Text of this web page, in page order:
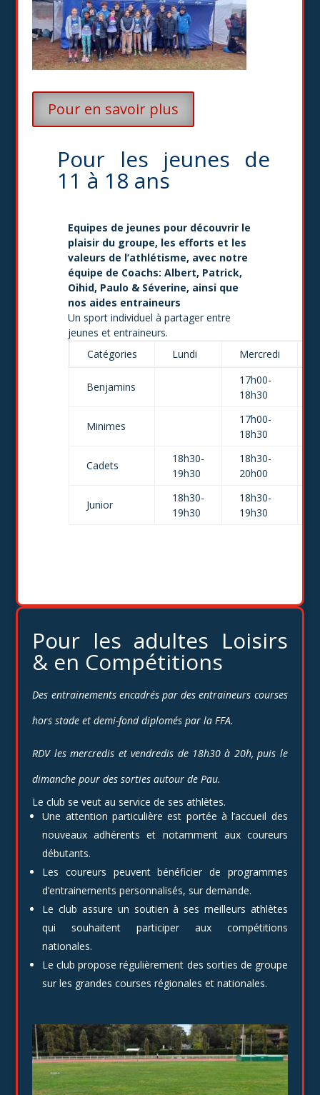
Pour en savoir plus
Pour les jeunes de
11 à 18 ans
Equipes de jeunes pour découvrir le
plaisir du groupe, les efforts et les
valeurs de l’athlétisme, avec notre
équipe de Coachs: Albert, Patrick,
Oihid, Paulo & Séverine, ainsi que
nos aides entraineurs
Un sport individuel à partager entre
jeunes et entraineurs.
Catégories
Lundi Mercredi
Benjamins
17h00-
18h30
Minimes
17h00-
18h30
Cadets
18h30-
19h30
18h30-
20h00
Junior
18h30-
19h30
18h30-
19h30
Pour les adultes Loisirs
& en Compétitions
Des entrainements encadrés par des entraineurs courses
hors stade et demi-fond diplomés par la FFA.
RDV les mercredis et vendredis de 18h30 à 20h, puis le
dimanche pour des sorties autour de Pau.
Le club se veut au service de ses athlètes.
Une attention particulière est portée à l’accueil des
nouveaux adhérents et notamment aux coureurs
débutants.
Les coureurs peuvent bénéficier de programmes
d’entrainements personnalisés, sur demande.
Le club assure un soutien à ses meilleurs athlètes
qui souhaitent participer aux compétitions
nationales.
Le club propose régulièrement des sorties de groupe
sur les grandes courses régionales et nationales.